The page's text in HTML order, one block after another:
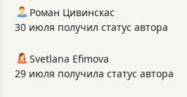
Роман Цивинскас
30 июля получил статус автора
Svetlana Efimova
29 июля получила статус автора